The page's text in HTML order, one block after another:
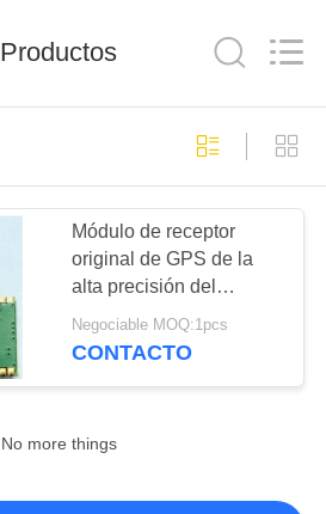
Productos
Módulo de receptor
original de GPS de la
alta precisión del
módulo NEO-6M de
UBLOX GPS
Negociable MOQ:1pcs
CONTACTO
No more things